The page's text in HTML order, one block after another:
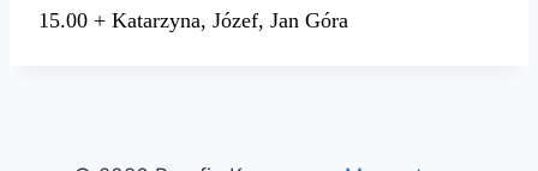
15.00 + Katarzyna, Józef, Jan Góra